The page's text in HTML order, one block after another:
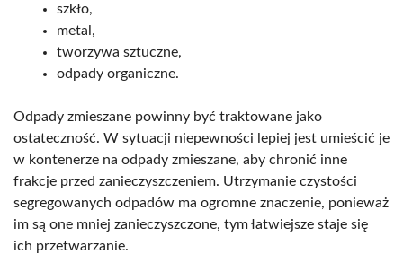
szkło,
metal,
tworzywa sztuczne,
odpady organiczne.
Odpady zmieszane powinny być traktowane jako
ostateczność. W sytuacji niepewności lepiej jest umieścić je
w kontenerze na odpady zmieszane, aby chronić inne
frakcje przed zanieczyszczeniem. Utrzymanie czystości
segregowanych odpadów ma ogromne znaczenie, ponieważ
im są one mniej zanieczyszczone, tym łatwiejsze staje się
ich przetwarzanie.